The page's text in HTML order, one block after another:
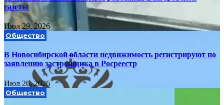
газеты
Июл 29, 2026
Общество
В Новосибирской области недвижимость регистрируют по
заявлению застройщика в Росреестр
Июл 26, 2026
Общество